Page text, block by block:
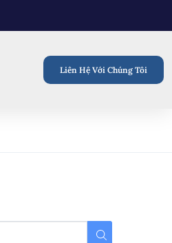
Liên Hệ Với Chúng Tôi